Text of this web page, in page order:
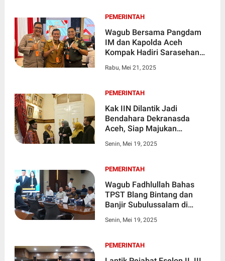
PEMERINTAH
Wagub Bersama Pangdam
IM dan Kapolda Aceh
Kompak Hadiri Sarasehan
Rabu, Mei 21, 2025
PEMERINTAH
Kak IIN Dilantik Jadi
Bendahara Dekranasda
Aceh, Siap Majukan
Ibu-Ibu
Senin, Mei 19, 2025
PEMERINTAH
Wagub Fadhlullah Bahas
TPST Blang Bintang dan
Banjir Subulussalam di
Senin, Mei 19, 2025
PEMERINTAH